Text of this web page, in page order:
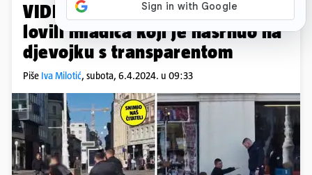
VIDEO Potjera po Trgu: Policajci
lovili mladića koji je nasrnuo na
djevojku s transparentom
Piše Iva Milotić, subota, 6.4.2024. u 09:33